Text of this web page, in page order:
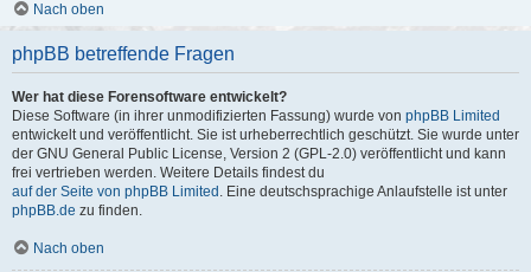
Nach oben
phpBB betreffende Fragen
Wer hat diese Forensoftware entwickelt?
Diese Software (in ihrer unmodifizierten Fassung) wurde von phpBB Limited
entwickelt und veröffentlicht. Sie ist urheberrechtlich geschützt. Sie wurde unter
der GNU General Public License, Version 2 (GPL-2.0) veröffentlicht und kann
frei vertrieben werden. Weitere Details findest du
auf der Seite von phpBB Limited . Eine deutschsprachige Anlaufstelle ist unter
phpBB.de zu finden.
Nach oben